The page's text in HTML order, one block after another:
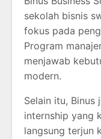
sekolah bisnis
fokus pada
Program
menjawab
modern.
Selain itu, Binus
internship yang
langsung terjun